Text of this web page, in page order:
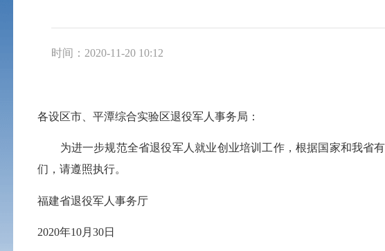
时间：2020-11-20 10:12
各设区市、平潭综合实验区退役军人事务局：
为进一步规范全省退役军人就业创业培训工作，根据国家和我省
们，请遵照执行。
福建省退役军人事务厅
2020年10月30日